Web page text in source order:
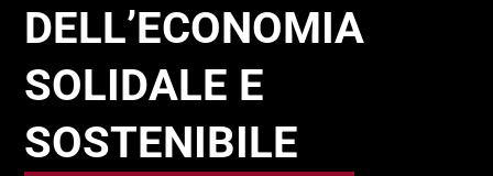
DELL’ECONOMIA
SOLIDALE E
SOSTENIBILE